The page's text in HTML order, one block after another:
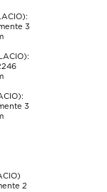
3
3
2